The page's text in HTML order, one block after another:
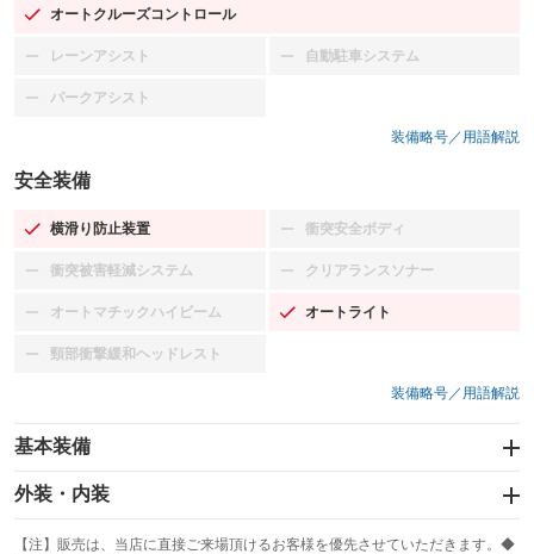
オートクルーズコントロール
：装備あり
レーンアシスト
：装備なし 自動駐車システム
：装備なし
パークアシスト
：装備なし
装備略号／用語解説
安全装備
横滑り防止装置
：装備あり 衝突安全ボディ
：装備なし
衝突被害軽減システム
：装備なし クリアランスソナー
：装備なし
オートマチックハイビーム
：装備なし オートライト
：装備あり
頸部衝撃緩和ヘッドレスト
：装備なし
装備略号／用語解説
基本装備
エアバッグ：運転席/助手席
：装備あり
：装備なし
外装・内装
カーナビ：メモリーナビ他
：装備あり
【注】販売は、当店に直接ご来場頂けるお客様を優先させていただきます。◆